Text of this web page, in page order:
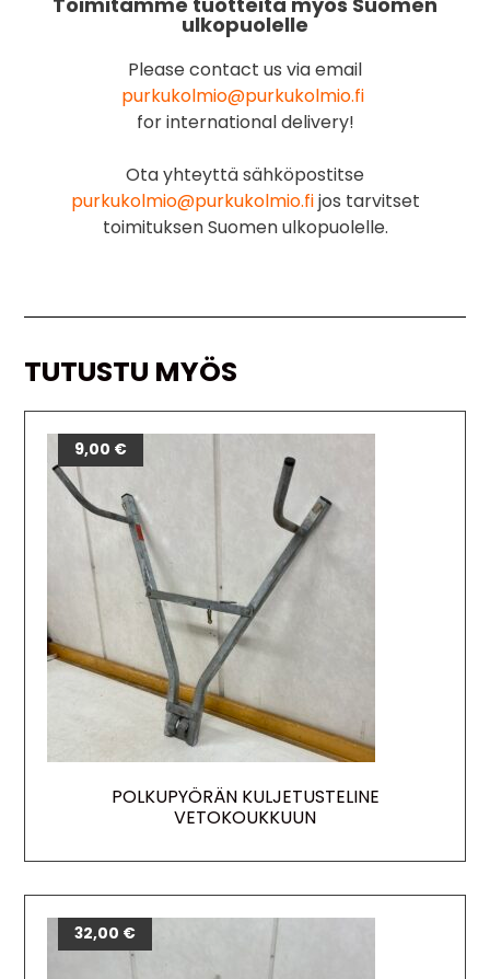
ulkopuolelle
Please contact us via email
purkukolmio@purkukolmio.fi
for international delivery!
Ota yhteyttä sähköpostitse
purkukolmio@purkukolmio.fijos tarvitset
toimituksen Suomen ulkopuolelle.
TUTUSTU MYÖS
POLKUPYÖRÄN KULJETUSTELINE
VETOKOUKKUUN
9,00 €
32,00 €